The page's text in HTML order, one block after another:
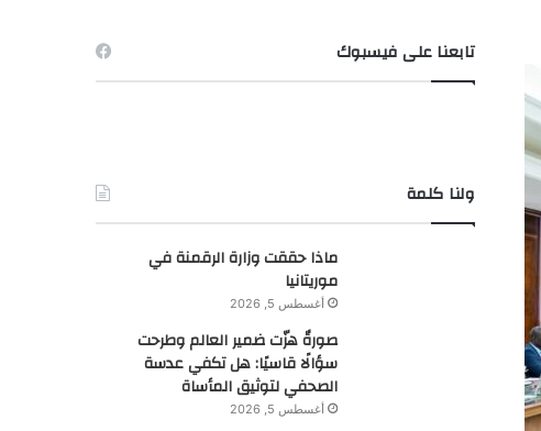
تابعنا على فيسبوك
ولنا كلمة
ماذا حققت وزارة الرقمنة في
موريتانيا
أغسطس 5, 2026
صورةٌ هزّت ضمير العالم وطرحت
سؤالًا قاسيًا: هل تكفي عدسة
الصحفي لتوثيق المأساة
أغسطس 5, 2026